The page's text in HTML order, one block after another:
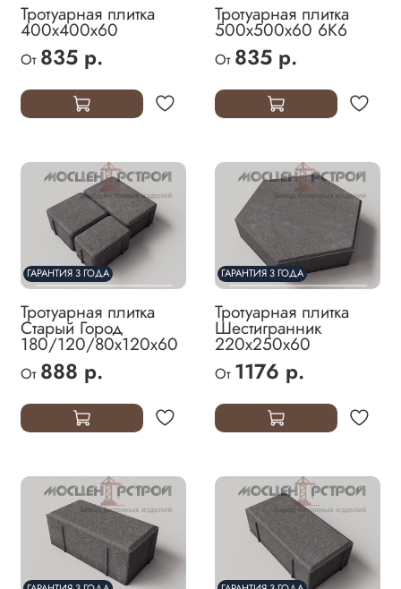
Тротуарная плитка
400х400х60
От 835 р.
Тротуарная плитка
500х500х60 6К6
От 835 р.
ГАРАНТИЯ 3 ГОДА
Тротуарная плитка
Старый Город
180/120/80х120х60
От 888 р.
ГАРАНТИЯ 3 ГОДА
Тротуарная плитка
Шестигранник
220х250х60
От 1176 р.